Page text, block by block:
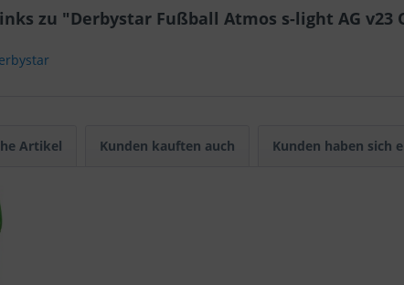
zu "Derbystar Fußball Atmos s-light AG v23
Artikel Kunden kauften auch Kunden haben sich